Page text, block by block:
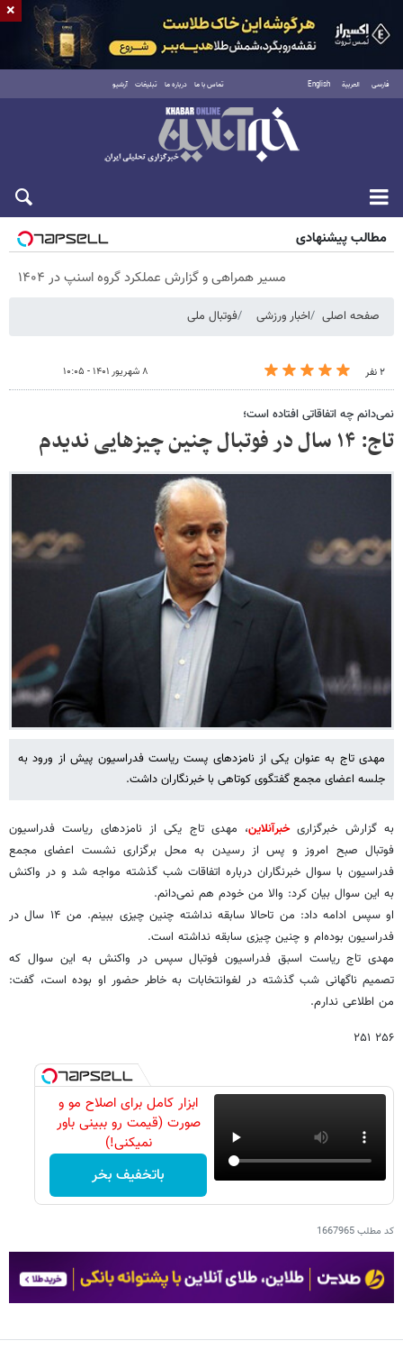
فارسی العربية English تماس با ما درباره ما تبلیغات آرشیو
پنجشنبه ۱۵ مرداد ۱۴۰۵
مطالب پیشنهادی
مسیر همراهی و گزارش عملکرد گروه اسنپ در ۱۴۰۴
صفحه اصلی اخبار ورزشی فوتبال ملی
۲ نفر ۸ شهریور ۱۴۰۱ - ۱۰:۰۵
نمی‌دانم چه اتفاقاتی افتاده است؛
تاج: ۱۴ سال در فوتبال چنین چیزهایی ندیدم
مهدی تاج به عنوان یکی از نامزدهای پست ریاست فدراسیون پیش از ورود به
جلسه اعضای مجمع گفتگوی کوتاهی با خبرنگاران داشت.
به گزارش خبرگزاریخبرآنلاین، مهدی تاج یکی از نامزدهای ریاست فدراسیون
فوتبال صبح امروز و پس از رسیدن به محل برگزاری نشست اعضای مجمع
فدراسیون با سوال خبرنگاران درباره اتفاقات شب گذشته مواجه شد و در واکنش
به این سوال بیان کرد: والا من خودم هم نمی‌دانم.
او سپس ادامه داد: من تاحالا سابقه نداشته چنین چیزی ببینم. من ۱۴ سال در
فدراسیون بوده‌ام و چنین چیزی سابقه نداشته است.
مهدی تاج ریاست اسبق فدراسیون فوتبال سپس در واکنش به این سوال که
تصمیم ناگهانی شب گذشته در لغوانتخابات به خاطر حضور او بوده است، گفت:
من اطلاعی ندارم.
۲۵۶ ۲۵۱
ابزار کامل برای اصلاح مو و
صورت (قیمت رو ببینی باور
نمیکنی!)
باتخفیف بخر
کد مطلب1667965
×